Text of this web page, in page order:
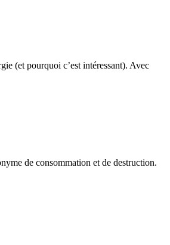
(et pourquoi c’est intéressant). Avec
de consommation et de destruction.